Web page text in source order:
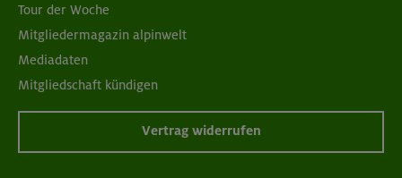
Tour der Woche
Mitgliedermagazin alpinwelt
Mediadaten
Mitgliedschaft kündigen
Vertrag widerrufen